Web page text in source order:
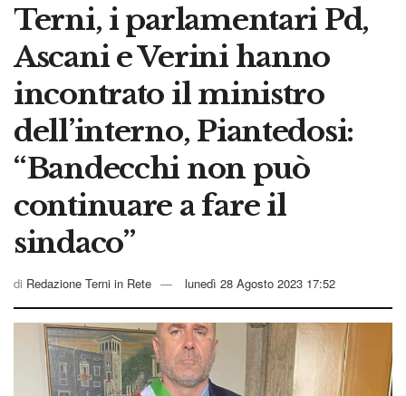
Terni, i parlamentari Pd,
Ascani e Verini hanno
incontrato il ministro
dell’interno, Piantedosi:
“Bandecchi non può
continuare a fare il
sindaco”
di Redazione Terni in Rete lunedì 28 Agosto 2023 17:52